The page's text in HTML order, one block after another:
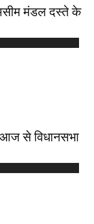
मंडल दस्ते के
से विधानसभा